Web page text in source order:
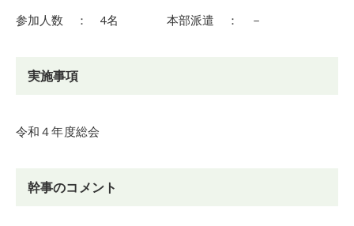
参加人数 ： 4名 本部派遣 ： －
実施事項
令和４年度総会
幹事のコメント